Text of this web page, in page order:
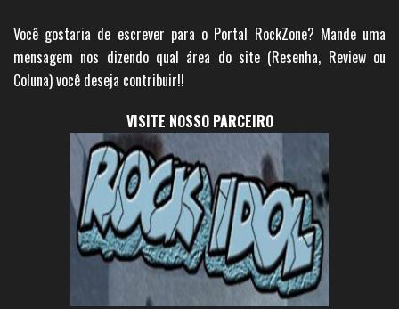
Você gostaria de escrever para o Portal RockZone? Mande uma
mensagem nos dizendo qual área do site (Resenha, Review ou
Coluna) você deseja contribuir!!
VISITE NOSSO PARCEIRO